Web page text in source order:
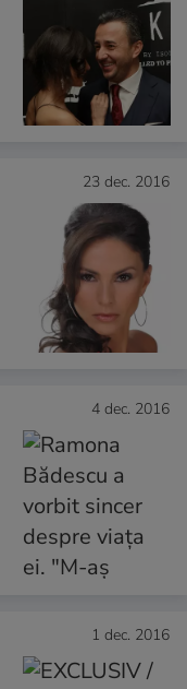
23 dec. 2016
4 dec. 2016
1 dec. 2016